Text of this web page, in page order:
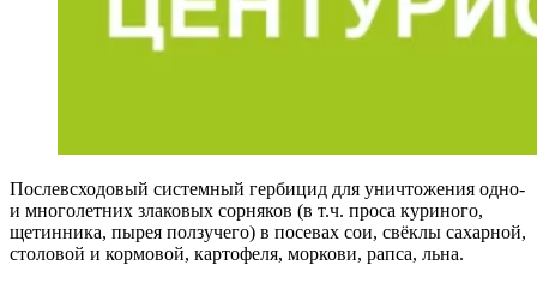
Послевсходовый системный гербицид для уничтожения одно-
и многолетних злаковых сорняков (в т.ч. проса куриного,
щетинника, пырея ползучего) в посевах сои, свёклы сахарной,
столовой и кормовой, картофеля, моркови, рапса, льна.